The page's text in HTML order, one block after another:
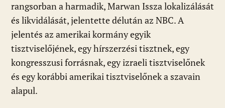
rangsorban a harmadik, Marwan Issza lokalizálását
és likvidálását, jelentette délután az NBC. A
jelentés az amerikai kormány egyik
tisztviselőjének, egy hírszerzési tisztnek, egy
kongresszusi forrásnak, egy izraeli tisztviselőnek
és egy korábbi amerikai tisztviselőnek a szavain
alapul.